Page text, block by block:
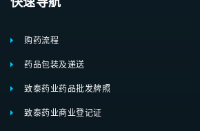
购药流程
药品包装及递送
致泰药业药品批发牌照
致泰药业商业登记证